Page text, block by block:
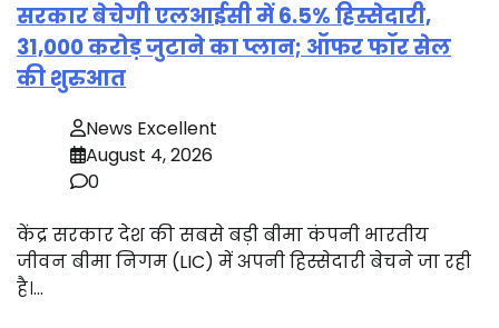
सरकार बेचेगी एलआईसी में 6.5% हिस्सेदारी,
31,000 करोड़ जुटाने का प्लान; ऑफर फॉर सेल
की शुरुआत
News Excellent
August 4, 2026
0
केंद्र सरकार देश की सबसे बड़ी बीमा कंपनी भारतीय
जीवन बीमा निगम (LIC) में अपनी हिस्सेदारी बेचने जा रही
है।…